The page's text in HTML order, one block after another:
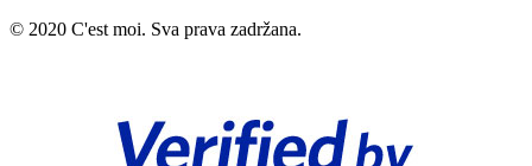
© 2020 C'est moi. Sva prava zadržana.